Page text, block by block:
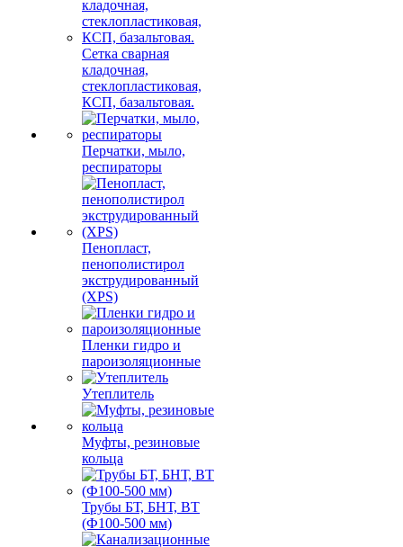
Сетка сварная
кладочная,
стеклопластиковая,
КСП, базальтовая.
Перчатки, мыло,
респираторы
Пенопласт,
пенополистирол
экструдированный
(XPS)
Пленки гидро и
пароизоляционные
Утеплитель
Муфты, резиновые
кольца
Трубы БТ, БНТ, ВТ
(Ф100-500 мм)